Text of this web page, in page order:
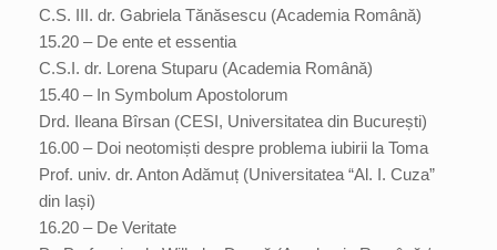
C.S. III. dr. Gabriela Tănăsescu (Academia Română)
15.20 – De ente et essentia
C.S.I. dr. Lorena Stuparu (Academia Română)
15.40 – In Symbolum Apostolorum
Drd. Ileana Bîrsan (CESI, Universitatea din București)
16.00 – Doi neotomiști despre problema iubirii la Toma
Prof. univ. dr. Anton Adămuț (Universitatea “Al. I. Cuza”
din Iași)
16.20 – De Veritate